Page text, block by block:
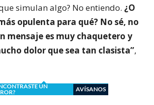
simulan algo? No entiendo. ¿O
opulenta para qué? No sé, no
mensaje es muy chaquetero y
dolor que sea tan clasista”,
UN
AVÍSANOS